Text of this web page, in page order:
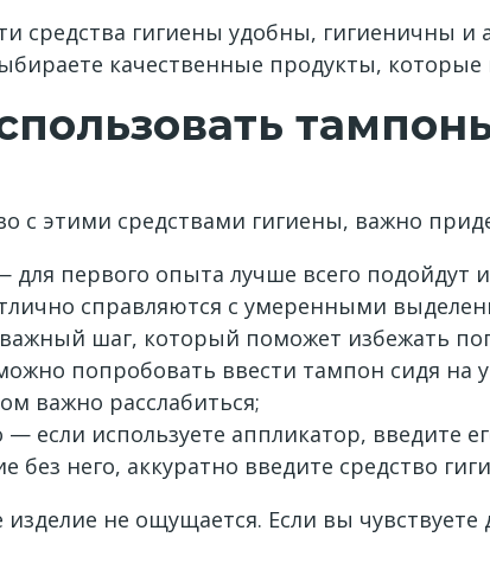
средства гигиены удобны, гигиеничны
качественные продукты, которые
с этими средствами гигиены, важно
первого опыта лучше всего подойдут
справляются с умеренными
шаг, который поможет избежать
попробовать ввести тампон сидя на
важно расслабиться;
если используете аппликатор, введите
без него, аккуратно введите средство
не ощущается. Если вы